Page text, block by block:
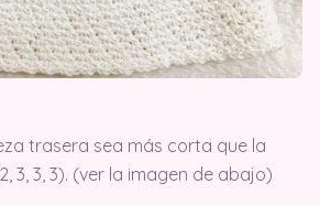
trasera sea más corta que la
3, 3, 3). (ver la imagen de abajo)